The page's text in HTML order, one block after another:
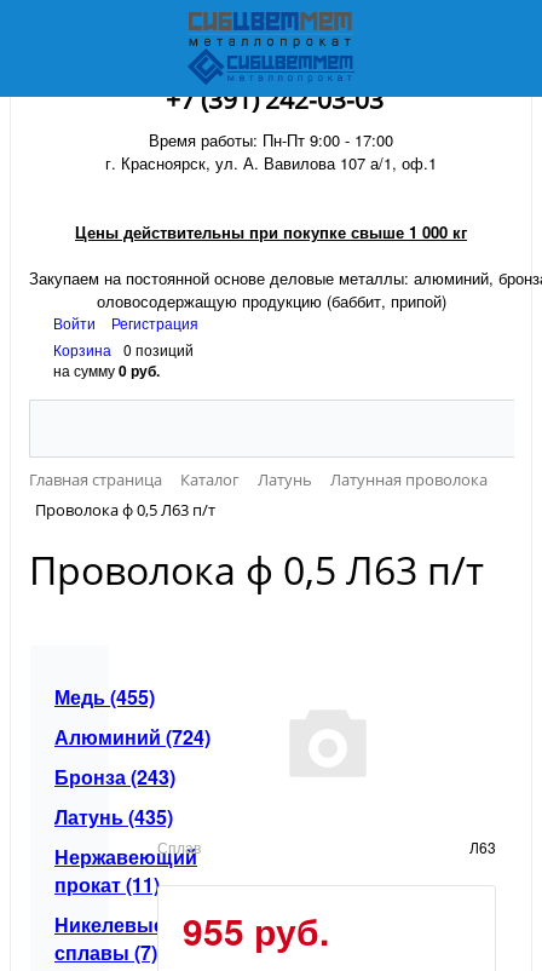
+7 (391) 242-03-03
Время работы: Пн-Пт 9:00 - 17:00
г. Красноярск, ул. А. Вавилова 107 а/1, оф.1
Цены действительны при покупке свыше 1 000 кг
Закупаем на постоянной основе деловые металлы: алюминий,
оловосодержащую продукцию (баббит, припой)
Войти
Регистрация
Корзина
0 позиций
на сумму0 руб.
Главная страница Каталог Латунь
Латунная проволока
Проволока ф 0,5 Л63 п/т
Проволока ф 0,5 Л63 п/т
Медь (455)
Алюминий (724)
Бронза (243)
Латунь (435)
Нержавеющий
прокат (11)
Никелевые
сплавы (7)
Сплав Л63
955 руб.